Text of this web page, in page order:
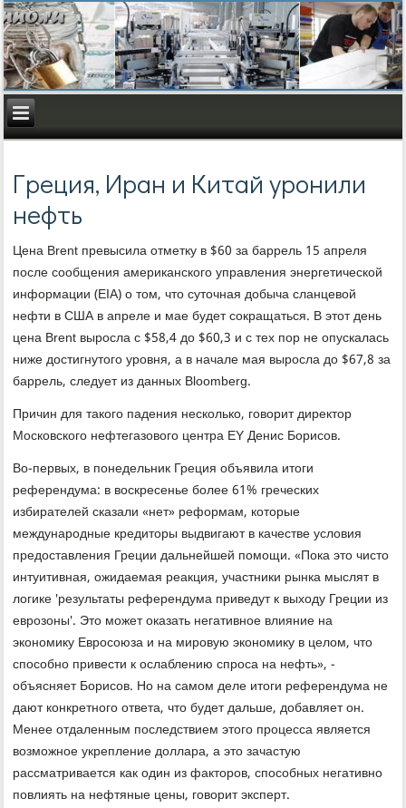
Греция, Иран и Китай уронили
нефть
Цена Brent превысила отметку в $60 за баррель 15 апреля
после сообщения американского управления энергетической
информации (EIA) о том, что суточная добыча сланцевой
нефти в США в апреле и мае будет сокращаться. В этот день
цена Brent выросла с $58,4 до $60,3 и с тех пор не опускалась
ниже достигнутого уровня, а в начале мая выросла до $67,8 за
баррель, следует из данных Bloomberg.
Причин для такого падения несколько, говорит директор
Московского нефтегазового центра EY Денис Борисов.
Во-первых, в понедельник Греция объявила итоги
референдума: в воскресенье более 61% греческих
избирателей сказали «нет» реформам, которые
международные кредиторы выдвигают в качестве условия
предоставления Греции дальнейшей помощи. «Пока это чисто
интуитивная, ожидаемая реакция, участники рынка мыслят в
логике 'результаты референдума приведут к выходу Греции из
еврозоны'. Это может оказать негативное влияние на
экономику Евросоюза и на мировую экономику в целом, что
способно привести к ослаблению спроса на нефть», -
объясняет Борисов. Но на самом деле итоги референдума не
дают конкретного ответа, что будет дальше, добавляет он.
Менее отдаленным последствием этого процесса является
возможное укрепление доллара, а это зачастую
рассматривается как один из факторов, способных негативно
повлиять на нефтяные цены, говорит эксперт.